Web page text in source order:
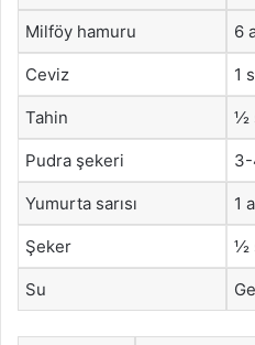
Milföy hamuru 6
Ceviz 1
Tahin ½
Pudra şekeri 3-
Yumurta sarısı 1
Şeker ½
Su